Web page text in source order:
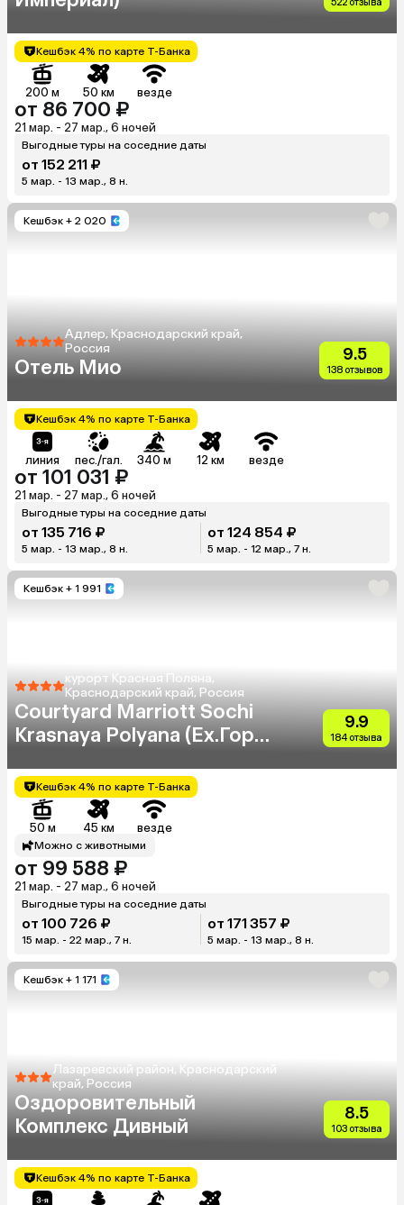
Кешбэк 4% по карте Т-Банка
200 м 50 км везде
от 86 700 ₽
21 мар. - 27 мар., 6 ночей
Выгодные туры на соседние даты
от 152 211 ₽
5 мар. - 13 мар., 8 н.
Кешбэк + 2 020
Адлер, Краснодарский край,
Россия
Отель Мио
9.5
138 отзывов
Кешбэк 4% по карте Т-Банка
линия пес./гал. 340 м 12 км везде
от 101 031 ₽
21 мар. - 27 мар., 6 ночей
Выгодные туры на соседние даты
от 135 716 ₽
5 мар. - 13 мар., 8 н.
от 124 854 ₽
5 мар. - 12 мар., 7 н.
Кешбэк + 1 991
курорт Красная Поляна,
Краснодарский край, Россия
Courtyard Marriott Sochi
Krasnaya Polyana (Ex.Горки
9.9
184 отзыва
Кешбэк 4% по карте Т-Банка
50 м 45 км везде
Можно с животными
от 99 588 ₽
21 мар. - 27 мар., 6 ночей
Выгодные туры на соседние даты
от 100 726 ₽
15 мар. - 22 мар., 7 н.
от 171 357 ₽
5 мар. - 13 мар., 8 н.
Кешбэк + 1 171
Лазаревский район, Краснодарский
край, Россия
Оздоровительный
Комплекс Дивный
8.5
103 отзыва
Кешбэк 4% по карте Т-Банка